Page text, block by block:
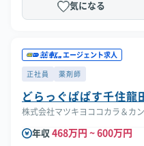
気になる
エージェント求人
正社員 薬剤師
どらっぐぱぱす千住龍
株式会社マツキヨココカラ＆カ
年収 468万円 ~ 600万円